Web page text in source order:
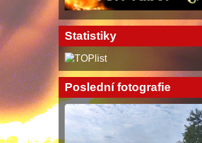
Statistiky
Poslední fotografie